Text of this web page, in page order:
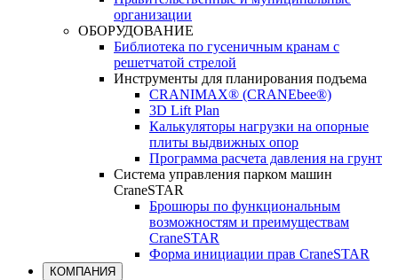
организации
ОБОРУДОВАНИЕ
Библиотека по гусеничным кранам с
решетчатой стрелой
Инструменты для планирования подъема
CRANIMAX® (CRANEbee®)
3D Lift Plan
Калькуляторы нагрузки на опорные
плиты выдвижных опор
Программа расчета давления на грунт
Система управления парком машин
CraneSTAR
Брошюры по функциональным
возможностям и преимуществам
CraneSTAR
Форма инициации прав CraneSTAR
КОМПАНИЯ